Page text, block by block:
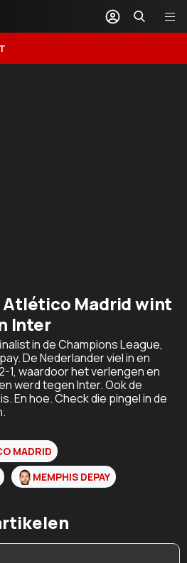
Madrid wint
Inter
in de Champions League,
De Nederlander viel in en
1, waardoor het verlengen en
werd tegen Inter. Ook de
En hoe. Check die pingel in de
MADRID
MEMPHIS DEPAY